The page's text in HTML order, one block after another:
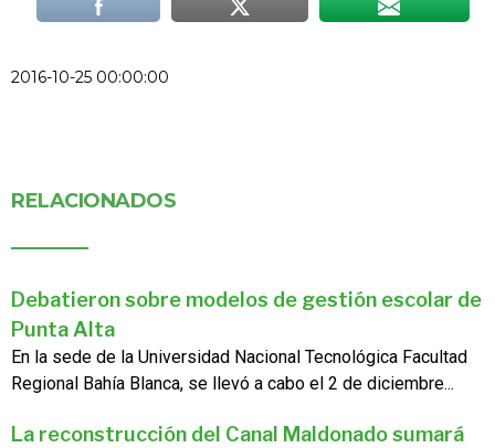
2016-10-25 00:00:00
RELACIONADOS
Debatieron sobre modelos de gestión escolar de
Punta Alta
En la sede de la Universidad Nacional Tecnológica Facultad
Regional Bahía Blanca, se llevó a cabo el 2 de diciembre...
La reconstrucción del Canal Maldonado sumará